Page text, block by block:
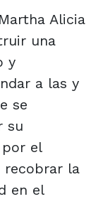
Alicia
una
y
a las y
se
su
el
recobrar la
en el